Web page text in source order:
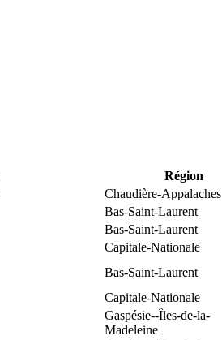
Région
Chaudière-Appalaches
Bas-Saint-Laurent
Bas-Saint-Laurent
Capitale-Nationale
Bas-Saint-Laurent
Capitale-Nationale
Gaspésie--Îles-de-la-
Madeleine